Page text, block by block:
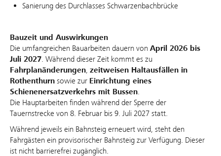
Sanierung des Durchlasses Schwarzenbachbrücke
Bauzeit und Auswirkungen
Die umfangreichen Bauarbeiten dauern von April 2026 bis
Juli 2027 . Während dieser Zeit kommt es zu
Fahrplanänderungen zeitweisen Haltausfällen in
Rothenthurn sowie zur Einrichtung eines
Schienenersatzverkehrs mit Bussen
Die Hauptarbeiten finden während der Sperre der
Tauernstrecke von 8. Februar bis 9. Juli 2027 statt.
Während jeweils ein Bahnsteig erneuert wird, steht den
Fahrgästen ein provisorischer Bahnsteig zur Verfügung. Dieser
ist nicht barrierefrei zugänglich.